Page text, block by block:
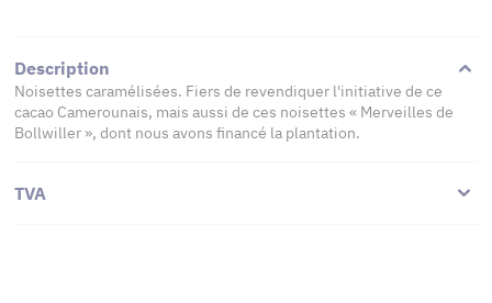
Description
Noisettes caramélisées. Fiers de revendiquer l'initiative de ce
cacao Camerounais, mais aussi de ces noisettes « Merveilles de
Bollwiller », dont nous avons financé la plantation.
TVA